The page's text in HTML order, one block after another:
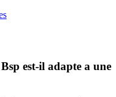
est-il adapte a une